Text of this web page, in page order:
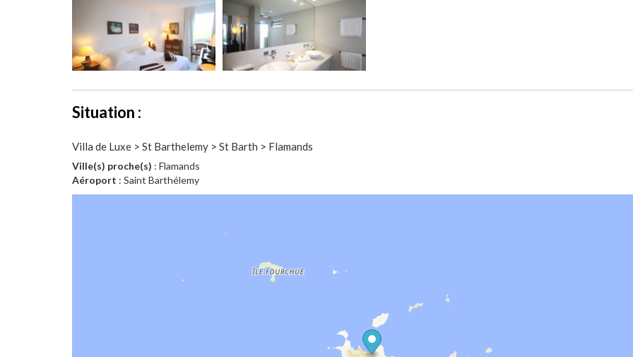
Situation :
Villa de Luxe > St Barthelemy > St Barth > Flamands
Ville(s) proche(s) : Flamands
Aéroport : Saint Barthélemy